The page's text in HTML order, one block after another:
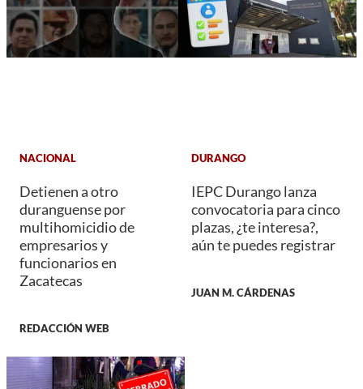
NACIONAL
Detienen a otro
duranguense por
multihomicidio de
empresarios y
funcionarios en
Zacatecas
REDACCIÓN WEB
DURANGO
IEPC Durango lanza
convocatoria para cinco
plazas, ¿te interesa?,
aún te puedes registrar
JUAN M. CÁRDENAS